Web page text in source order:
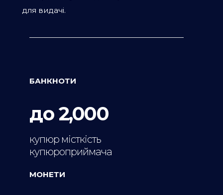
для видачі.
БАНКНОТИ
до 2,000
купюр місткість
купюроприймача
МОНЕТИ